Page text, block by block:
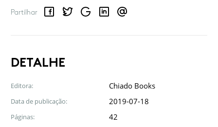
Partilhar
FacebookTwitterGoogle LinkedInEmail
DETALHE
Editora: Chiado Books
Data de publicação: 2019-07-18
Páginas: 42